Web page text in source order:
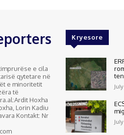
e cila
qytetare në
e minoritetit
të
Hoxha
Lorin Kadiu
Kontakt: Nr
Kryesore